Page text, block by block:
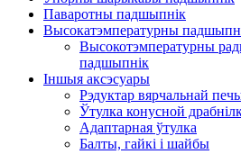
Паваротны падшыпнік
Высокатэмпературны
Высокотэмпературны
падшыпнік
Іншыя аксэсуары
Рэдуктар вярчальнай
Ўтулка конусной
Адаптарная ўтулка
Балты, гайкі і шайбы